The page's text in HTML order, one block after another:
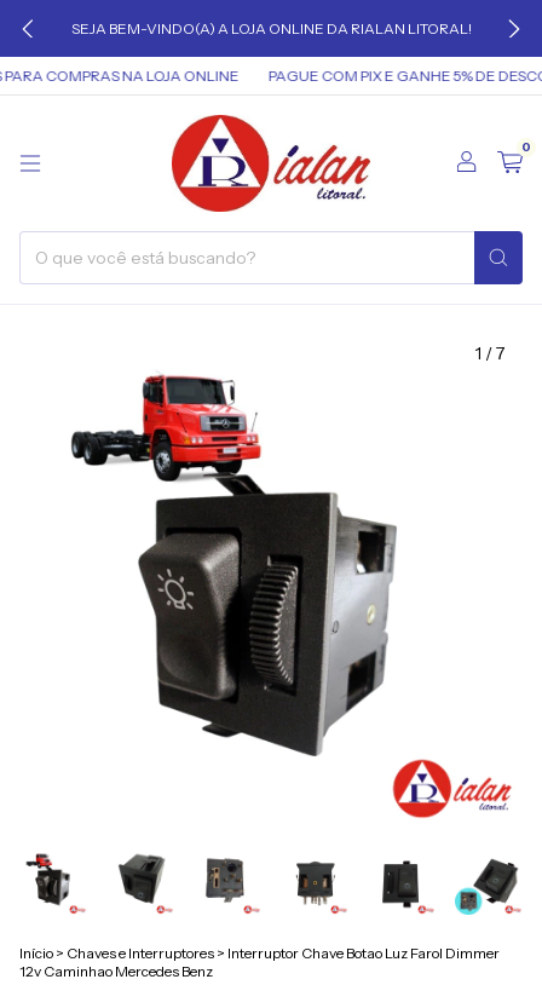
SEJA BEM-VINDO(A) A LOJA ONLINE DA RIALAN LITORAL!
COMPRAS NA LOJA ONLINE PAGUE COM PIX E GANHE 5% DE
0
1 /7
Início > Chaves e Interruptores > Interruptor Chave Botao Luz Farol Dimmer
12v Caminhao Mercedes Benz